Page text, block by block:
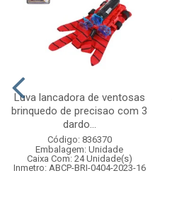
Luva lancadora de ventosas
brinquedo de precisao com 3
dardo...
Código: 836370
Embalagem: Unidade
Caixa Com: 24 Unidade(s)
Inmetro: ABCP-BRI-0404-2023-16